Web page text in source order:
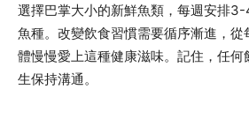
選擇巴掌大小的新鮮魚類，每週安排
魚種。改變飲食習慣需要循序漸進，從
體慢慢愛上這種健康滋味。記住，任何
生保持溝通。